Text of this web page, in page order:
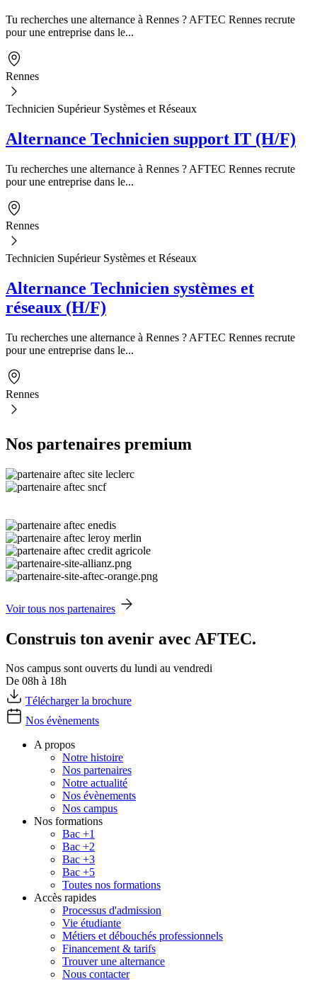
Tu recherches une alternance à Rennes ? AFTEC Rennes recrute
pour une entreprise dans le...
Rennes
Technicien Supérieur Systèmes et Réseaux
Alternance Technicien support IT (H/F)
Tu recherches une alternance à Rennes ? AFTEC Rennes recrute
pour une entreprise dans le...
Rennes
Technicien Supérieur Systèmes et Réseaux
Alternance Technicien systèmes et
réseaux (H/F)
Tu recherches une alternance à Rennes ? AFTEC Rennes recrute
pour une entreprise dans le...
Rennes
Nos partenaires premium
Voir tous nos partenaires
Construis ton avenir avec AFTEC.
Nos campus sont ouverts du lundi au vendredi
De 08h à 18h
Télécharger la brochure
Nos évènements
A propos
Notre histoire
Nos partenaires
Notre actualité
Nos évènements
Nos campus
Nos formations
Bac +1
Bac +2
Bac +3
Bac +5
Toutes nos formations
Accès rapides
Processus d'admission
Vie étudiante
Métiers et débouchés professionnels
Financement & tarifs
Trouver une alternance
Nous contacter